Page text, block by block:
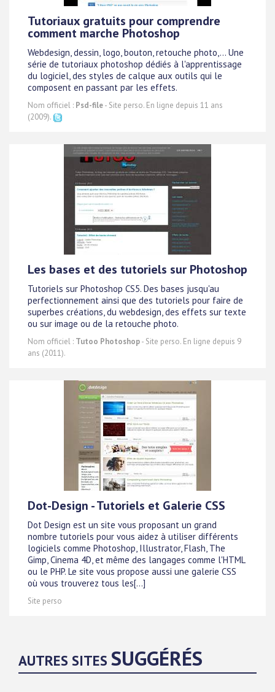
Tutoriaux gratuits pour comprendre
comment marche Photoshop
Webdesign, dessin, logo, bouton, retouche photo,... Une
série de tutoriaux photoshop dédiés à l'apprentissage
du logiciel, des styles de calque aux outils qui le
composent en passant par les effets.
Nom officiel : Psd-file- Site perso. En ligne depuis 11 ans
(2009).
Les bases et des tutoriels sur Photoshop
Tutoriels sur Photoshop CS5. Des bases jusqu'au
perfectionnement ainsi que des tutoriels pour faire de
superbes créations, du webdesign, des effets sur texte
ou sur image ou de la retouche photo.
Nom officiel : Tutoo Photoshop- Site perso. En ligne depuis 9
ans (2011).
Dot-Design - Tutoriels et Galerie CSS
Dot Design est un site vous proposant un grand
nombre tutoriels pour vous aidez à utiliser différents
logiciels comme Photoshop, Illustrator, Flash, The
Gimp, Cinema 4D, et même des langages comme l'HTML
ou le PHP. Le site vous propose aussi une galerie CSS
où vous trouverez tous les[...]
Site perso
AUTRES SITES SUGGÉRÉS